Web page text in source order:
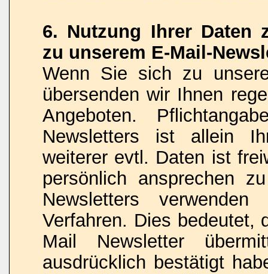
6. Nutzung Ihrer Daten
zu unserem E-Mail-
Wenn Sie sich zu
übersenden wir Ihnen
Angeboten.
Newsletters ist allein
weiterer evtl. Daten ist
persönlich ansprechen
Newsletters
Verfahren. Dies bedeutet,
Mail Newsletter
ausdrücklich bestätigt